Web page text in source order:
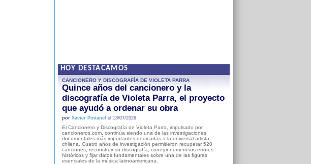
HOY DESTACAMOS
CANCIONERO Y DISCOGRAFÍA DE VIOLETA PARRA
Quince años del cancionero y la
discografía de Violeta Parra, el proyecto
que ayudó a ordenar su obra
por Xavier Pintanel el 13/07/2026
El Cancionero y Discografía de Violeta Parra, impulsado por
cancioneros.com, continúa siendo una de las investigaciones
documentales más importantes dedicadas a la universal artista
chilena. Cuatro años de investigación permitieron recuperar 520
canciones, reconstruir su discografía, corregir numerosos errores
históricos y fijar datos fundamentales sobre una de las figuras
esenciales de la música latinoamericana.